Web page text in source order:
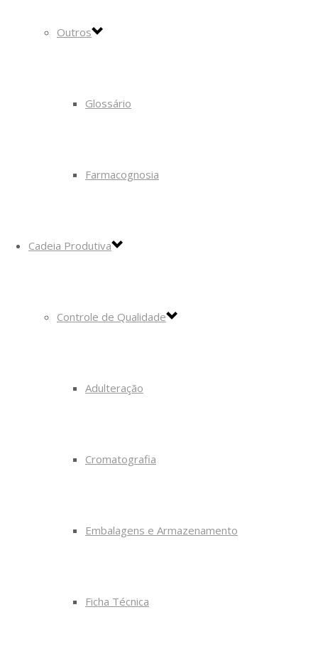
Outros
Glossário
Farmacognosia
Cadeia Produtiva
Controle de Qualidade
Adulteração
Cromatografia
Embalagens e Armazenamento
Ficha Técnica